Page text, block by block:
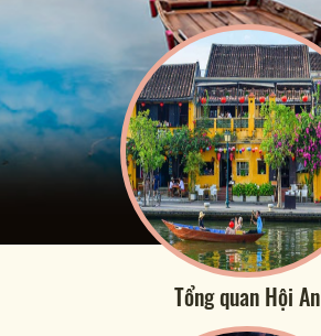
Tổng quan Hội An